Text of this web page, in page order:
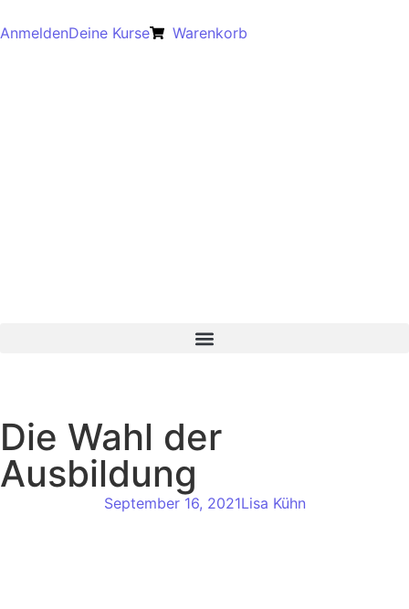
AnmeldenDeine Kurse Warenkorb
Die Wahl der
Ausbildung
September 16, 2021Lisa Kühn